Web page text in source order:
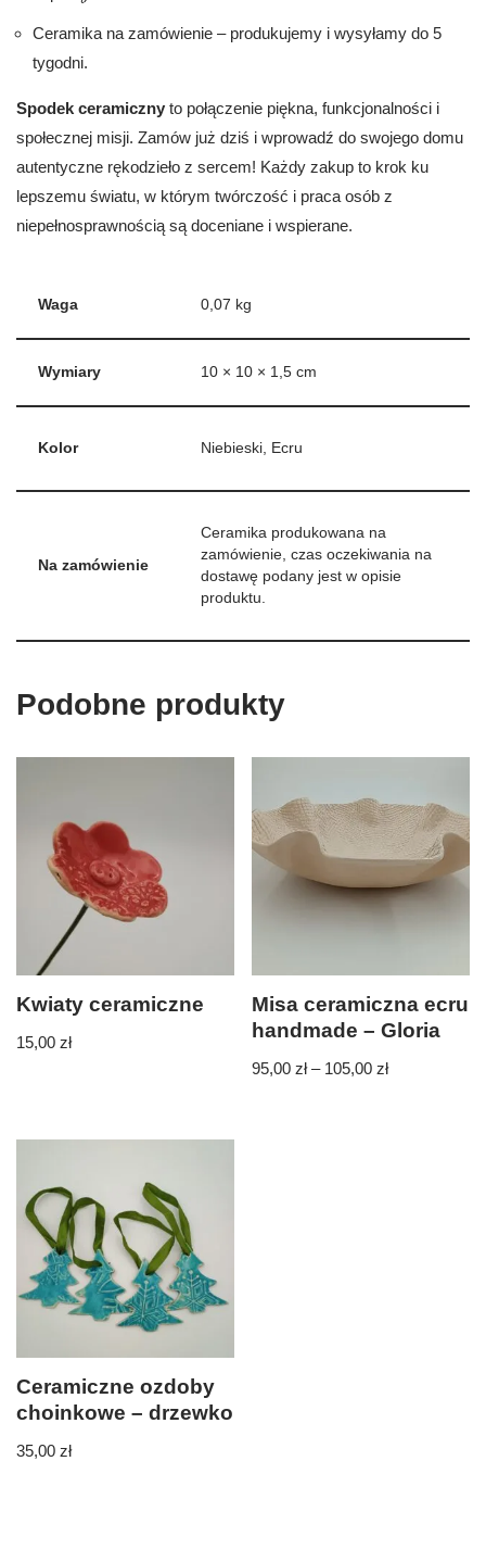
Ceramika na zamówienie – produkujemy i wysyłamy do 5
tygodni.
Spodek ceramiczny to połączenie piękna, funkcjonalności i
społecznej misji. Zamów już dziś i wprowadź do swojego domu
autentyczne rękodzieło z sercem! Każdy zakup to krok ku
lepszemu światu, w którym twórczość i praca osób z
niepełnosprawnością są doceniane i wspierane.
Waga 0,07 kg
Wymiary 10 × 10 × 1,5 cm
Kolor Niebieski, Ecru
Na zamówienie
Ceramika produkowana na
zamówienie, czas oczekiwania na
dostawę podany jest w opisie
produktu.
Podobne produkty
Kwiaty ceramiczne
15,00 zł
Misa ceramiczna ecru
handmade – Gloria
95,00zł – 105,00zł
Ceramiczne ozdoby
choinkowe – drzewko
35,00 zł